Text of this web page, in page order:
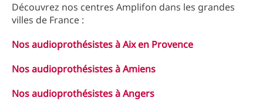
Découvrez nos centres Amplifon dans les grandes
villes de France :
Nos audioprothésistes à Aix en Provence
Nos audioprothésistes à Amiens
Nos audioprothésistes à Angers